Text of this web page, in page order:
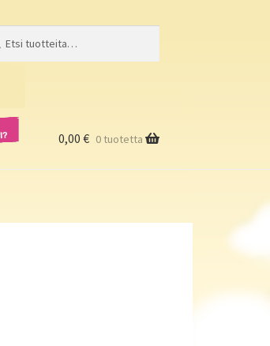
0,00 € 0 tuotetta